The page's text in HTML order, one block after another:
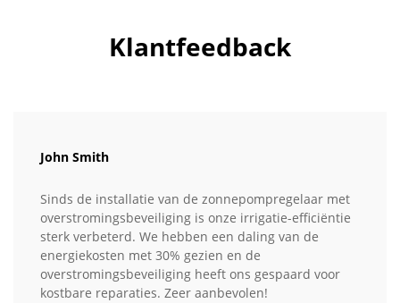
Klantfeedback
John Smith
Sinds de installatie van de zonnepompregelaar met
overstromingsbeveiliging is onze irrigatie-efficiëntie
sterk verbeterd. We hebben een daling van de
energiekosten met 30% gezien en de
overstromingsbeveiliging heeft ons gespaard voor
kostbare reparaties. Zeer aanbevolen!